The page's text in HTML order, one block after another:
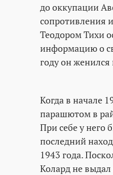
до оккупации
сопротивления
Теодором Тихи
информацию о
году он женился
Когда в начале
парашютом в
При себе у него
последний
1943 года.
Колард не выдал